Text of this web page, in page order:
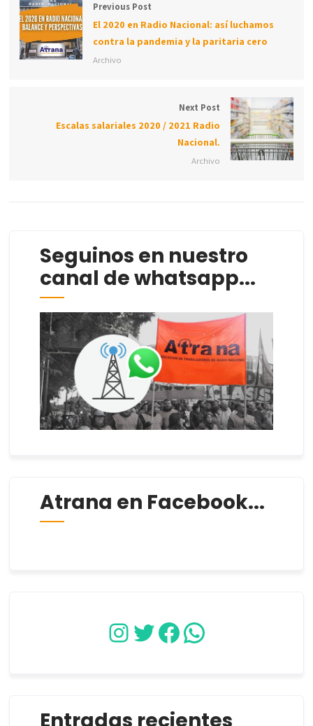
Previous Post
El 2020 en Radio Nacional: así luchamos
contra la pandemia y la paritaria cero
Archivo
Next Post
Escalas salariales 2020 / 2021 Radio
Nacional.
Archivo
Seguinos en nuestro
canal de whatsapp...
Atrana en Facebook...
Instagram
Twitter
Facebook
WhatsApp
Entradas recientes